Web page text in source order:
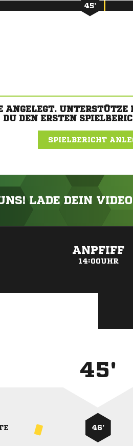
45’
ANGELEGT.
DU DEN ERSTEN
SPIELBERICHT
LADE DEIN VIDEO
ANPFIFF
14:00UHR
45'
46’